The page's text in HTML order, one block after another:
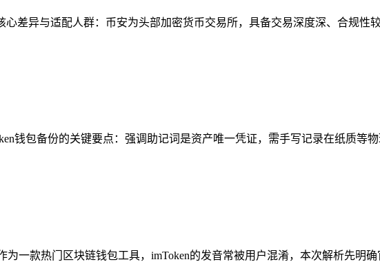
差异与适配人群：币安为头部加密货币交易所，具备交易深度深、合规性
钱包备份的关键要点：强调助记词是资产唯一凭证，需手写记录在纸质等
一款热门区块链钱包工具，imToken的发音常被用户混淆，本次解析先明